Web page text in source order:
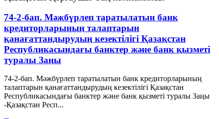
74-2-бап. Мәжбүрлеп таратылатын банк
кредиторларының талаптарын
қанағаттандырудың кезектілігі Қазақстан
Республикасындағы банктер және банк қызметі
туралы Заңы
74-2-бап. Мәжбүрлеп таратылатын банк кредиторларының
талаптарын қанағаттандырудың кезектілігі Қазақстан
Республикасындағы банктер және банк қызметі туралы Заңы
-Қазақстан Респ...